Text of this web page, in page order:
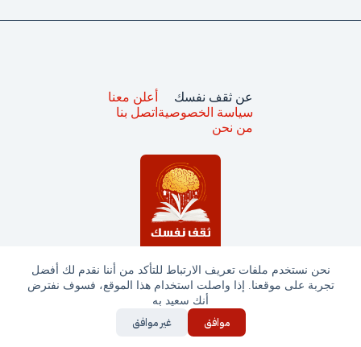
نحن نستخدم ملفات تعريف الارتباط للتأكد من أننا نقدم لك أفضل
تجربة على موقعنا. إذا واصلت استخدام هذا الموقع، فسوف نفترض
أنك سعيد به
موافق غير موافق
جميع الحقوق محفوظة © ثقف نفسك 2025
عن ثقف نفسك
سياسة الخصوصية
من نحن
أعلن معنا
اتصل بنا